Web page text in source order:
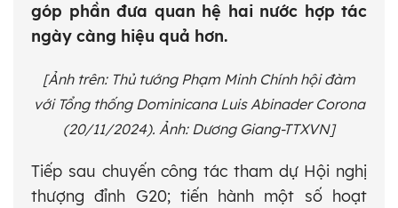
góp phần đưa quan hệ hai nước hợp tác
ngày càng hiệu quả hơn.
[Ảnh trên: Thủ tướng Phạm Minh Chính hội đàm
với Tổng thống Dominicana Luis Abinader Corona
(20/11/2024). Ảnh: Dương Giang-TTXVN]
Tiếp sau chuyến công tác tham dự Hội nghị
thượng đỉnh G20; tiến hành một số hoạt